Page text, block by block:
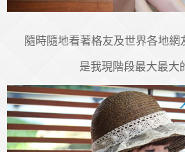
隨時隨地看著格友及世界各地
是我現階段最大最大